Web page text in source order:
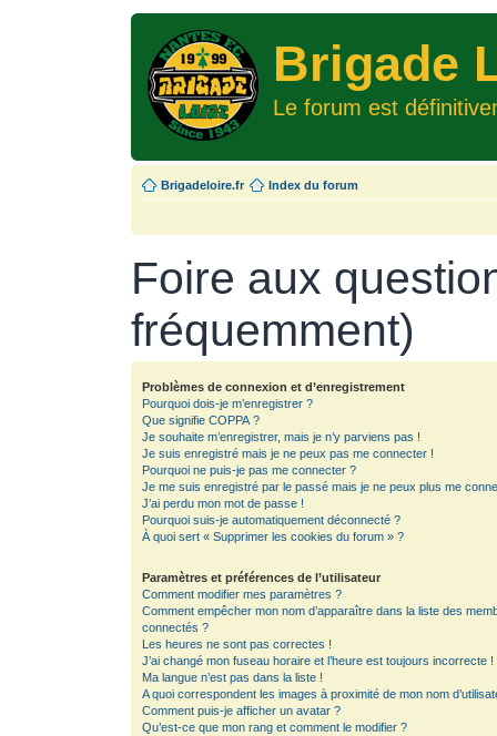
Brigade
Le forum est
Brigadeloire.fr Index du forum
Foire aux
fréquemment)
Problèmes de connexion et d’enregistrement
Pourquoi dois-je m’enregistrer ?
Que signifie COPPA ?
Je souhaite m’enregistrer, mais je n’y parviens pas !
Je suis enregistré mais je ne peux pas me connecter !
Pourquoi ne puis-je pas me connecter ?
Je me suis enregistré par le passé mais je ne peux plus me
J’ai perdu mon mot de passe !
Pourquoi suis-je automatiquement déconnecté ?
À quoi sert « Supprimer les cookies du forum » ?
Paramètres et préférences de l’utilisateur
Comment modifier mes paramètres ?
Comment empêcher mon nom d’apparaître dans la liste des
connectés ?
Les heures ne sont pas correctes !
J’ai changé mon fuseau horaire et l’heure est toujours incorrecte !
Ma langue n’est pas dans la liste !
A quoi correspondent les images à proximité de mon nom
Comment puis-je afficher un avatar ?
Qu’est-ce que mon rang et comment le modifier ?